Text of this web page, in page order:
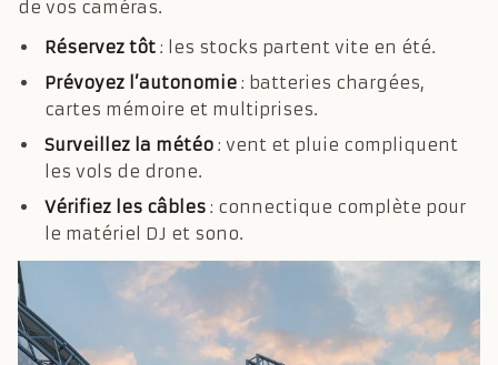
de vos caméras.
Réservez tôt : les stocks partent vite en été.
Prévoyez l’autonomie : batteries chargées,
cartes mémoire et multiprises.
Surveillez la météo : vent et pluie compliquent
les vols de drone.
Vérifiez les câbles : connectique complète pour
le matériel DJ et sono.